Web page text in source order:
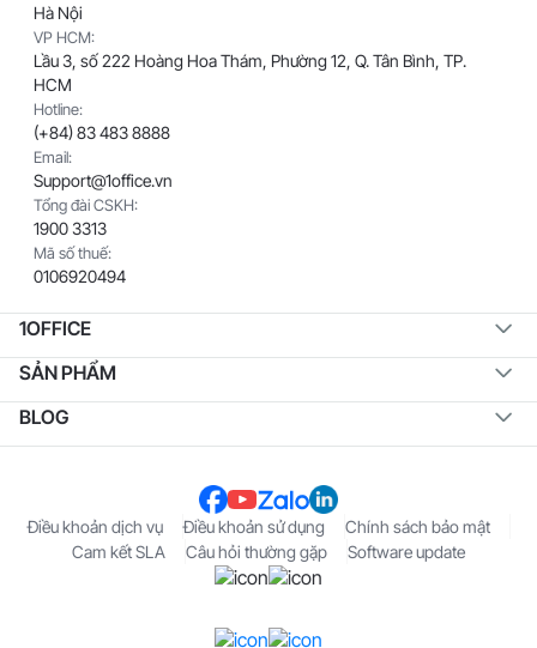
Hà Nội
VP HCM:
Lầu 3, số 222 Hoàng Hoa Thám, Phường 12, Q. Tân Bình, TP.
HCM
Hotline:
(+84) 83 483 8888
Email:
Support@1office.vn
Tổng đài CSKH:
1900 3313
Mã số thuế:
0106920494
1OFFICE
SẢN PHẨM
BLOG
Điều khoản dịch vụ Điều khoản sử dụng
Chính sách bảo mật
Cam kết SLA
Câu hỏi thường gặp Software update